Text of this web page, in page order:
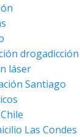
drogadicción
láser
Santiago
Las Condes